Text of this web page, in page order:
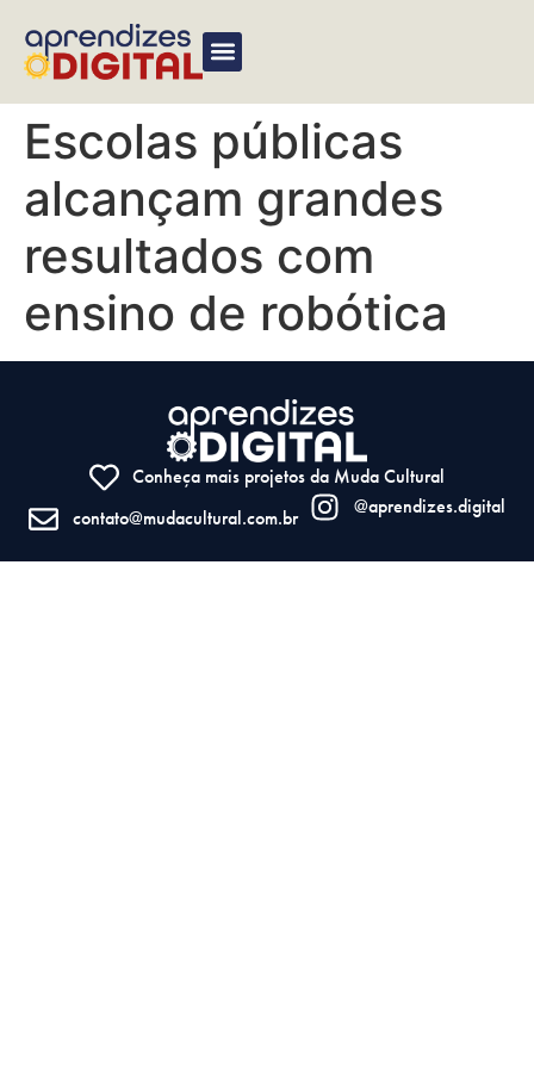
Escolas públicas
alcançam grandes
resultados com
ensino de robótica
Conheça mais projetos da Muda Cultural
contato@mudacultural.com.br
@aprendizes.digital